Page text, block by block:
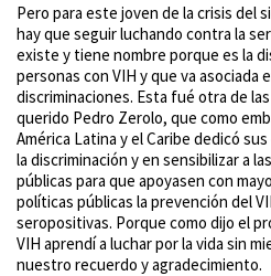
Pero para este joven de la crisis del
hay que seguir luchando contra la
existe y tiene nombre porque es la
personas con VIH y que va asociada
discriminaciones. Esta fué otra de
querido Pedro Zerolo, que como
América Latina y el Caribe dedicó
la discriminación y en sensibilizar a
públicas para que apoyasen con
políticas públicas la prevención del
seropositivas. Porque como dijo el
VIH aprendí a luchar por la vida sin
nuestro recuerdo y agradecimiento.